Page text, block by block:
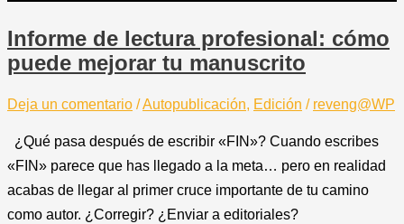
Informe de lectura profesional: cómo
puede mejorar tu manuscrito
Deja un comentario /Autopublicación, Edición / reveng@WP
¿Qué pasa después de escribir «FIN»? Cuando escribes
«FIN» parece que has llegado a la meta… pero en realidad
acabas de llegar al primer cruce importante de tu camino
como autor. ¿Corregir? ¿Enviar a editoriales?